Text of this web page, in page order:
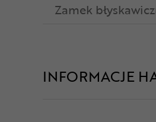
Zamek
INFORMACJE